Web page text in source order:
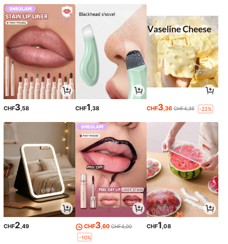
CHF3,58 CHF1,38 CHF3,36 CHF4,35 -22%
CHF2,49 CHF3,60 CHF4,00
-10%
CHF1,08